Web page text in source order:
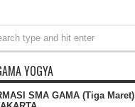
YOGYA
SMA GAMA (Tiga Maret)